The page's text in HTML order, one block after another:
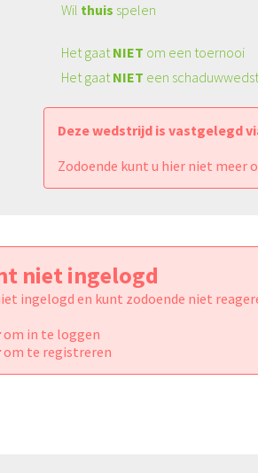
Wil thuis spelen
Het gaatNIET om een toernooi
Het gaatNIET een
Deze wedstrijd is vastgelegd
Zodoende kunt u hier niet meer
niet ingelogd
ingelogd en kunt zodoende niet
om in te loggen
om te registreren